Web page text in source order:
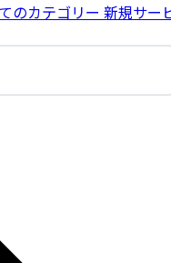
のカテゴリー 新規サー